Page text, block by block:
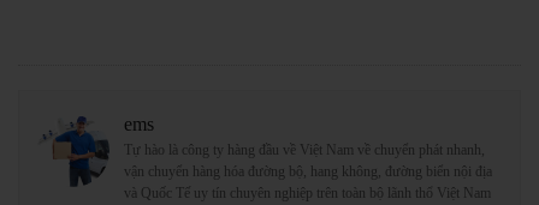
ems
Tự hào là công ty hàng đầu về Việt Nam về chuyển phát nhanh,
vận chuyển hàng hóa đường bộ, hang không, đường biển nội địa
và Quốc Tế uy tín chuyên nghiệp trên toàn bộ lãnh thổ Việt Nam